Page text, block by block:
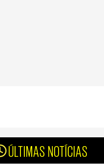
ÚLTIMAS NOTÍCIAS